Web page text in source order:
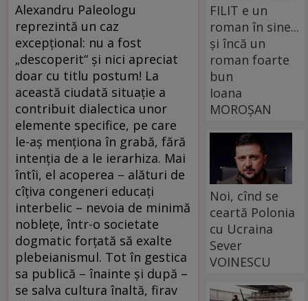
Alexandru Paleologu
reprezintă un caz
excepțional: nu a fost
„descoperit“ și nici apreciat
doar cu titlu postum! La
această ciudată situație a
contribuit dialectica unor
elemente specifice, pe care
le-aș menționa în grabă, fără
intenția de a le ierarhiza. Mai
întîi, el acoperea – alături de
cîțiva congeneri educați
interbelic – nevoia de minimă
noblețe, într-o societate
dogmatic forțată să exalte
plebeianismul. Tot în gestica
sa publică – înainte și după –
se salva cultura înaltă, firav
FILIT e un
roman în sine...
și încă un
roman foarte
bun
Ioana
MOROȘAN
Noi, cînd se
ceartă Polonia
cu Ucraina
Sever
VOINESCU